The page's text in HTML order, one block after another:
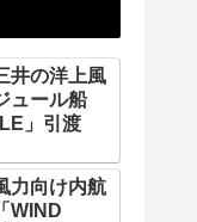
井の洋上風
ュール船
」引渡
力向け内航
WIND